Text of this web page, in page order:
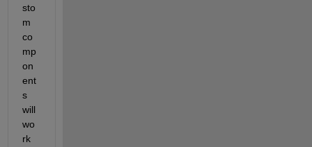
sto
m
co
mp
on
ent
s
will
wo
rk